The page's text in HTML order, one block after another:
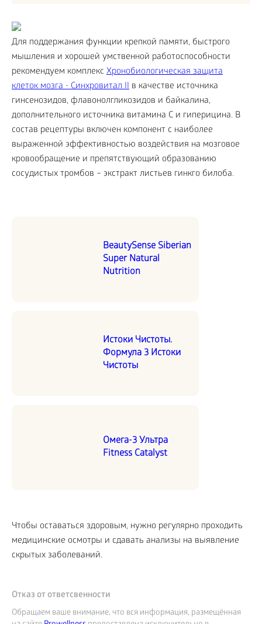
Для поддержания функции крепкой памяти, быстрого
мышления и хорошей умственной работоспособности
рекомендуем комплекс Хронобиологическая защита
клеток мозга - Синхровитал II в качестве источника
гинсенозидов, флавонолгликозидов и байкалина,
дополнительного источника витамина С и гиперицина. В
состав рецептуры включен компонент с наиболее
выраженной эффективностью воздействия на мозговое
кровообращение и препятствующий образованию
сосудистых тромбов – экстракт листьев гинкго билоба.
BeautySense Siberian
Super Natural
Nutrition
Истоки Чистоты.
Формула 3 Истоки
Чистоты
Омега-3 Ультра
Fitness Catalyst
Чтобы оставаться здоровым, нужно регулярно проходить
медицинские осмотры и сдавать анализы на выявление
скрытых заболеваний.
Отказ от ответсвенности
Обращаем ваше внимание, что вся информация, размещённая